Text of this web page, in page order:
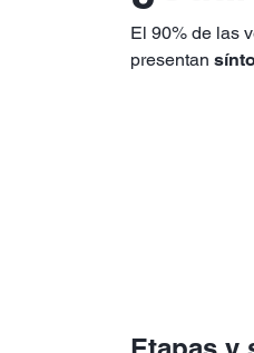
El 90% de las
presentan